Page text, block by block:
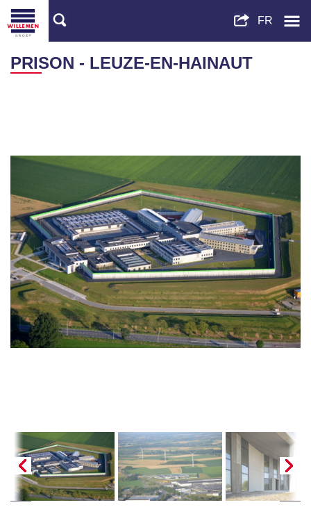
PRISON - LEUZE-EN-HAINAUT